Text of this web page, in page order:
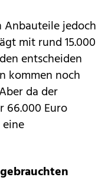
jedoch
mit rund 15.000
entscheiden
kommen noch
da der
66.000 Euro